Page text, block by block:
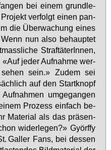
bei ei­nem grund­le­
ver­folgt ei­nen pan­
die Über­wa­chung ei­nes
nun al­so be­haup­tet
Straf­tä­te­rIn­nen,
«Auf je­der Auf­nah­me wer­
sein.» Zu­dem sei
auf den Start­knopf
um­ge­gan­gen
Pro­zess ein­fach be­
Ma­te­ri­al als das prä­sen­
wi­der­le­gen?» Györf­fy
Gal­ler Fans, bei des­sen